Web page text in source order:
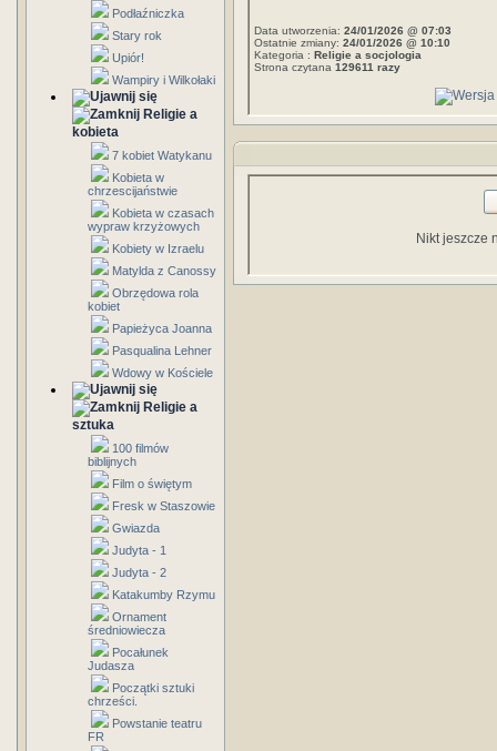
Podłaźniczka
Stary rok
Upiór!
Wampiry i Wilkołaki
Religie a
kobieta
7 kobiet Watykanu
Kobieta w
chrzescijaństwie
Kobieta w czasach
wypraw krzyżowych
Kobiety w Izraelu
Matylda z Canossy
Obrzędowa rola
kobiet
Papieżyca Joanna
Pasqualina Lehner
Wdowy w Kościele
Religie a
sztuka
100 filmów
biblijnych
Film o świętym
Fresk w Staszowie
Gwiazda
Judyta - 1
Judyta - 2
Katakumby Rzymu
Ornament
średniowiecza
Pocałunek
Judasza
Początki sztuki
chrześci.
Powstanie teatru
FR
Data utworzenia: 24/01/2026 @ 07:03
Ostatnie zmiany: 24/01/2026 @ 10:10
Kategoria : Religie a socjologia
Strona czytana 129611 razy
Nikt jeszcze